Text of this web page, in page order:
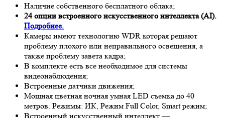
Наличие собственного бесплатного облака;
24 опции встроенного искусственного интеллекта (AI).
Подробнее.
Камеры имеют технологию WDR которая решают
проблему плохого или неправильного освещения, а
также проблему завета кадра;
В комплекте есть все необходимое для системы
видеонаблюдения;
Встроенные датчики движения;
Мощная цветная ночная умная LED съемка до 40
метров. Режимы: ИК, Режим Full Color, Smart режим;
Встроенный искусственный интеллект —